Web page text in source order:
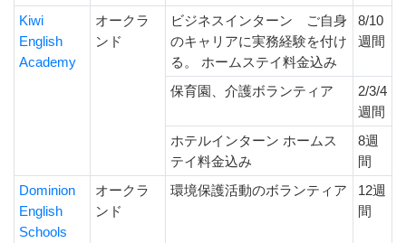
Kiwi
English
Academy
オークラ
ンド
ビジネスインターン ご自身
のキャリアに実務経験を付け
る。 ホームステイ料金込み
8/10
週間
保育園、介護ボランティア
2/3/4
週間
ホテルインターン ホームス
テイ料金込み
8週
間
Dominion
English
Schools
オークラ
ンド
環境保護活動のボランティア
12週
間